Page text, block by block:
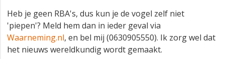
Heb je geen RBA's, dus kun je de vogel zelf niet
'piepen'? Meld hem dan in ieder geval via
Waarneming.nl, en bel mij (0630905550). Ik zorg wel dat
het nieuws wereldkundig wordt gemaakt.